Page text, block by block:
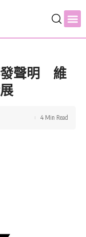
發聲明 維
4 Min Read